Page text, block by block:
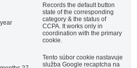
Records the default button
state of the corresponding
category & the status of
CCPA. It works only in
coordination with the primary
cookie.
Tento súbor cookie nastavuje
služba Google recaptcha na